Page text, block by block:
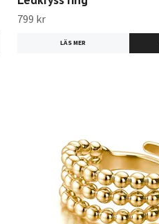
799 kr
LÄS MER